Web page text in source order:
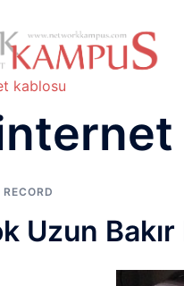
kablosu
Uzun